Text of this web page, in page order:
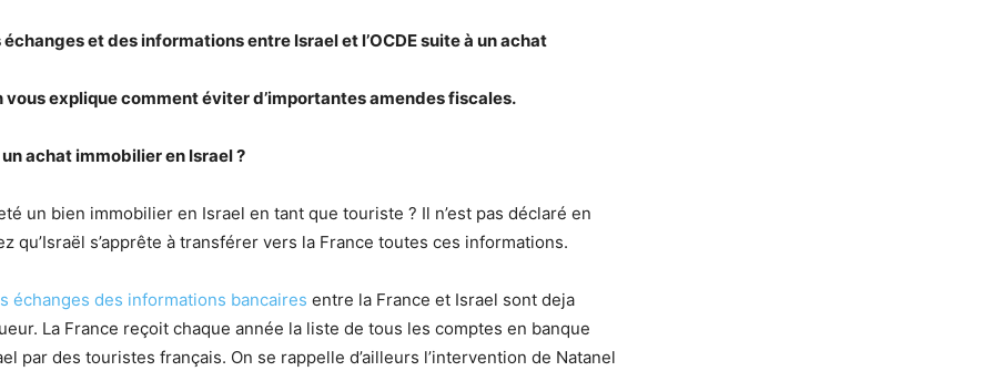
et des informations entre Israel et l’OCDE suite à un achat
vous explique comment éviter d’importantes amendes fiscales.
achat immobilier en Israel ?
un bien immobilier en Israel en tant que touriste ? Il n’est pas déclaré en
qu’Israël s’apprête à transférer vers la France toutes ces informations.
échanges des informations bancaires entre la France et Israel sont deja
La France reçoit chaque année la liste de tous les comptes en banque
par des touristes français. On se rappelle d’ailleurs l’intervention de Natanel